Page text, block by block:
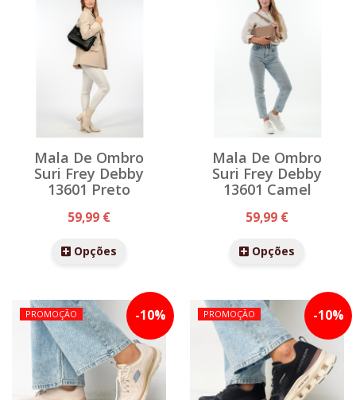
Mala De Ombro
Suri Frey Debby
13601 Preto
59,99 €
Opções
Mala De Ombro
Suri Frey Debby
13601 Camel
59,99 €
Opções
-10%
PROMOÇÃO -10%
PROMOÇÃO